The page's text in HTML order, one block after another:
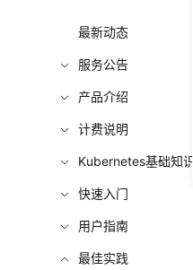
最新动态
服务公告
产品介绍
计费说明
Kubernetes基础知识
快速入门
用户指南
最佳实践